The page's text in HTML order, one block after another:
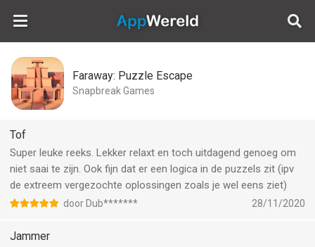
AppWereld
Faraway: Puzzle Escape
Snapbreak Games
Tof
Super leuke reeks. Lekker relaxt en toch uitdagend genoeg om
niet saai te zijn. Ook fijn dat er een logica in de puzzels zit (ipv
de extreem vergezochte oplossingen zoals je wel eens ziet)
door Dub******* 28/11/2020
Jammer